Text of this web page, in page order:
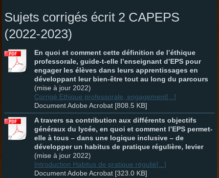
Sujets corrigés écrit 2 CAPEPS
(2022-2023)
En quoi et comment cette définition de l’éthique
professorale, guide-t-elle l’enseignant d’EPS pour
engager les élèves dans leurs apprentissages en
développant leur bien-être tout au long du parcours
(mise à jour 2022)
Corrigé Ethique professorale, engagement[...]
Document Adobe Acrobat [808.5 KB]
A travers sa contribution aux différents objectifs
généraux du lycée, en quoi et comment l’EPS permet-
elle à tous – dans une logique inclusive – de
développer un habitus de pratique régulière, levier
(mise à jour 2022)
Introduction Habitus de pratique réguliè[...]
Document Adobe Acrobat [323.0 KB]